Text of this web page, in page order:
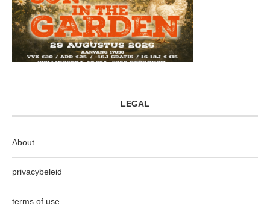
LEGAL
About
privacybeleid
terms of use